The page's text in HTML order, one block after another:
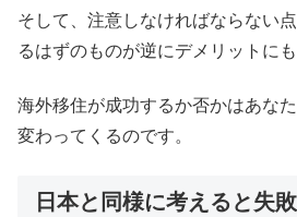
そして、注意しなければならない
るはずのものが逆にデメリットに
海外移住が成功するか否かはあな
変わってくるのです。
日本と同様に考えると失